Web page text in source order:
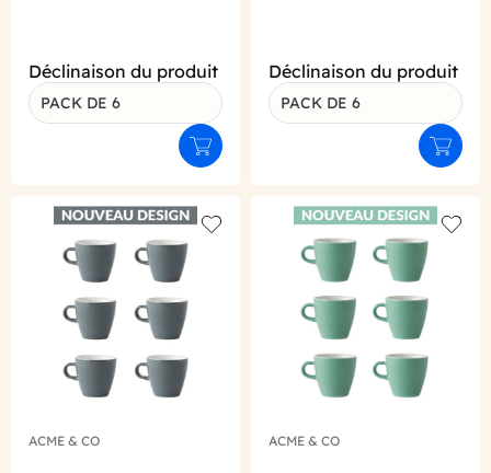
Déclinaison du produit
PACK DE 6
Ajouter au panier
Déclinaison du produit
PACK DE 6
Add to wishlist
ACME & CO ACME & CO